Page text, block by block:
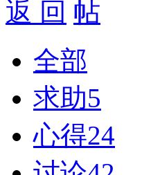
返 回
全部
求助5
心得24